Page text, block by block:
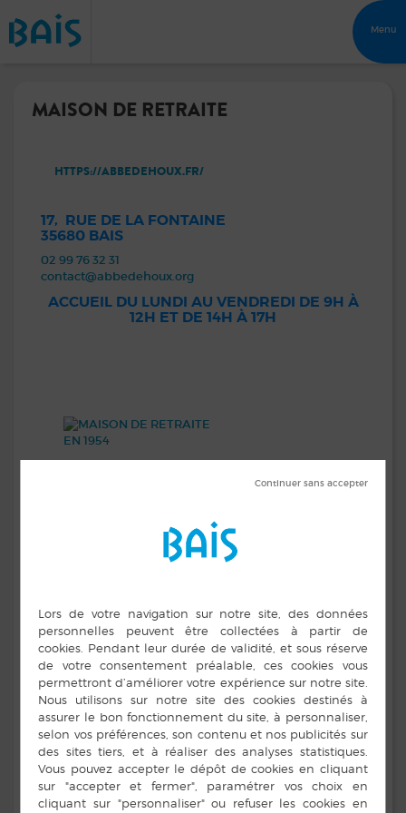
Menu
MAISON DE RETRAITE
HTTPS://ABBEDEHOUX.FR/
17, RUE DE LA FONTAINE
35680 BAIS
02 99 76 32 31
contact@abbedehoux.org
ACCUEIL DU LUNDI AU VENDREDI DE 9H À
12H ET DE 14H À 17H
Bais, entreprend la transformation de l’hospice en
Un grand parc est créé en 1969.
En 1969, l’association à but non lucratif est
de Retraite Abbé Marcel DEHOUX ».
Le 1er janvier 2005,
une annexe à la
Maison de Retraite est
ouverte pour 21
adultes handicapés vieillissants. La même année,
l’établissement devient un EHPAD (Établissement
Hébergeant Des Personnes Âgées Dépendantes)
avec 85 lits (dont 2 temporaires). La Maison de
Retraite et le Foyer de Vie accueillent désormais
106 résidents.